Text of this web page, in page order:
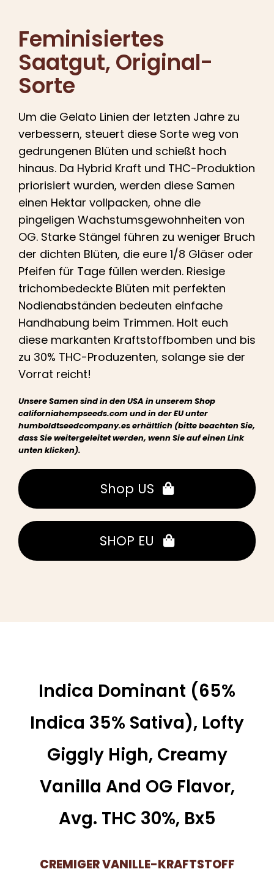
Suche
nach:
Feminisiertes
Saatgut, Original-
Sorte
Um die Gelato Linien der letzten Jahre zu
verbessern, steuert diese Sorte weg von
gedrungenen Blüten und schießt hoch
hinaus. Da Hybrid Kraft und THC-Produktion
priorisiert wurden, werden diese Samen
einen Hektar vollpacken, ohne die
pingeligen Wachstumsgewohnheiten von
OG. Starke Stängel führen zu weniger Bruch
der dichten Blüten, die eure 1/8 Gläser oder
Pfeifen für Tage füllen werden. Riesige
trichombedeckte Blüten mit perfekten
Nodienabständen bedeuten einfache
Handhabung beim Trimmen. Holt euch
diese markanten Kraftstoffbomben und bis
zu 30% THC-Produzenten, solange sie der
Vorrat reicht!
Unsere Samen sind in den USA in unserem Shop
californiahempseeds.com und in der EU unter
humboldtseedcompany.es erhältlich (bitte beachten Sie,
dass Sie weitergeleitet werden, wenn Sie auf einen Link
unten klicken).
Shop US
SHOP EU
Indica Dominant (65%
Indica 35% Sativa), Lofty
Giggly High, Creamy
Vanilla And OG Flavor,
Avg. THC 30%, Bx5
CREMIGER VANILLE-KRAFTSTOFF